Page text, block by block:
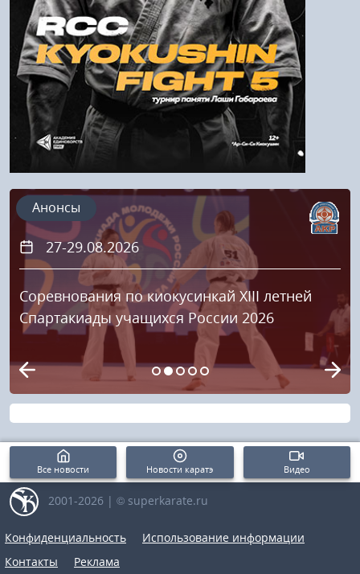
Регистрация
27-29.08.2026
Соревнования по киокусинкай XIII летней
Спартакиады учащихся России 2026
Анонсы
Все новости Новости каратэ Видео
2001-2026 | © superkarate.ru
Конфиденциальность
Использование информации
Контакты
Реклама